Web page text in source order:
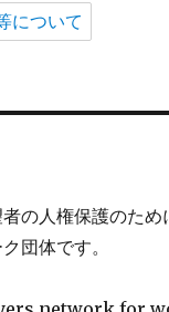
について
の人権保護のため
団体です。